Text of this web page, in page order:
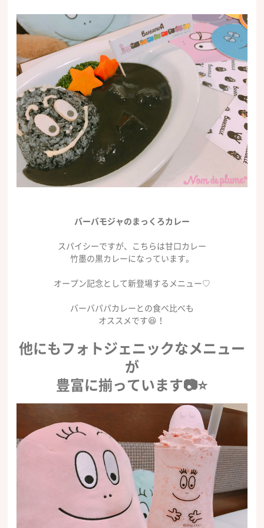
バーバモジャのまっくろカレー
スパイシーですが、こちらは甘口カレー
竹墨の黒カレーになっています。
オープン記念として新登場するメニュー♡
バーバパパカレーとの食べ比べも
オススメです😆！
他にもフォトジェニックなメニュー
が
豊富に揃っています📷⭐️